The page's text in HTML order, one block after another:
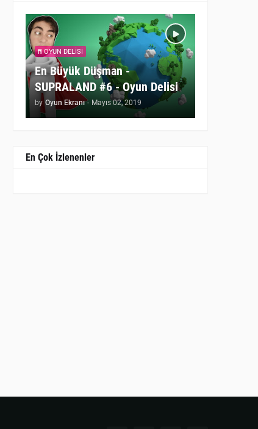
OYUN DELISI
En Büyük Düşman -
SUPRALAND #6 - Oyun Delisi
by Oyun Ekranı - Mayıs 02, 2019
En Çok İzlenenler